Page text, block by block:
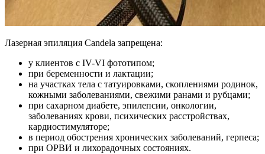
Лазерная эпиляция Candela запрещена:
у клиентов с IV-VI фототипом;
при беременности и лактации;
на участках тела с татуировками, скоплениями родинок,
кожными заболеваниями, свежими ранами и рубцами;
при сахарном диабете, эпилепсии, онкологии,
заболеваниях крови, психических расстройствах,
кардиостимуляторе;
в период обострения хронических заболеваний, герпеса;
при ОРВИ и лихорадочных состояниях.